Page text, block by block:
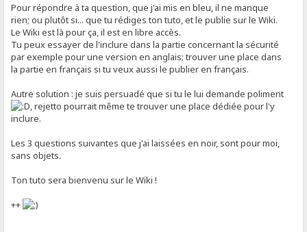
Pour répondre à ta question, que j'ai mis en bleu, il ne manque
rien; ou plutôt si... que tu rédiges ton tuto, et le publie sur le Wiki.
Le Wiki est là pour ça, il est en libre accès.
Tu peux essayer de l'inclure dans la partie concernant la sécurité
par exemple pour une version en anglais; trouver une place dans
la partie en français si tu veux aussi le publier en français.
Autre solution : je suis persuadé que si tu le lui demande poliment
, rejetto pourrait même te trouver une place dédiée pour l'y
inclure.
Les 3 questions suivantes que j'ai laissées en noir, sont pour moi,
sans objets.
Ton tuto sera bienvenu sur le Wiki !
++